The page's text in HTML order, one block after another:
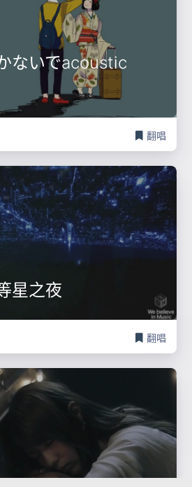
ないでacoustic
翻唱
星之夜
翻唱